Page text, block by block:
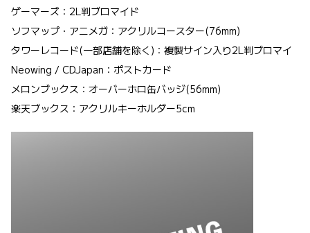
ゲーマーズ：2L判ブロマイド
ソフマップ・アニメガ：アクリルコースター(76mm)
タワーレコード(一部店舗を除く)：複製サイン入り2L判ブロマイ
Neowing / CDJapan：ポストカード
メロンブックス：オーバーホロ缶バッジ(56mm)
楽天ブックス：アクリルキーホルダー5cm